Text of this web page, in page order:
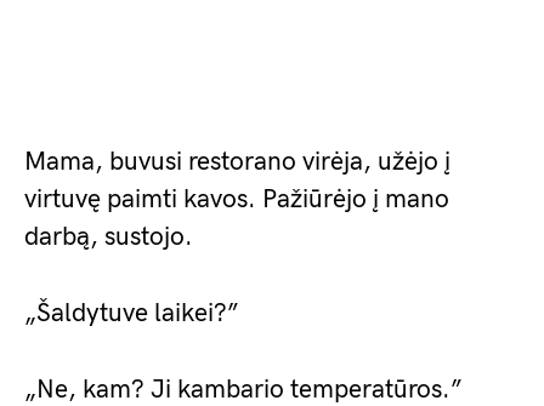
Mama, buvusi restorano virėja, užėjo į
virtuvę paimti kavos. Pažiūrėjo į mano
darbą, sustojo.
„Šaldytuve laikei?”
„Ne, kam? Ji kambario temperatūros.”